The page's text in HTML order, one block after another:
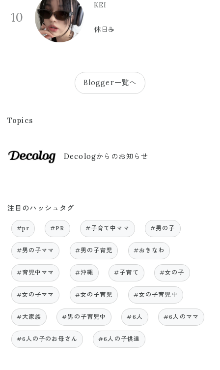
10
KEI
休日☕️
Blogger一覧へ
Topics
Decologからのお知らせ
注目のハッシュタグ
#pr #PR #子育て中ママ #男の子
#男の子ママ #男の子育児 #おきなわ
#育児中ママ #沖縄 #子育て #女の子
#女の子ママ #女の子育児 #女の子育児中
#大家族 #男の子育児中 #6人 #6人のママ
#6人の子のお母さん #6人の子供達